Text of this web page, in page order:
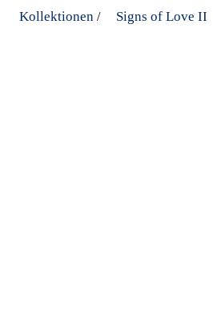
Kollektionen / Signs of Love II